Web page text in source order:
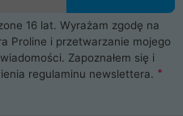
16 lat. Wyrażam zgodę na
Proline i przetwarzanie mojego
Zapoznałem się i
regulaminu newslettera.